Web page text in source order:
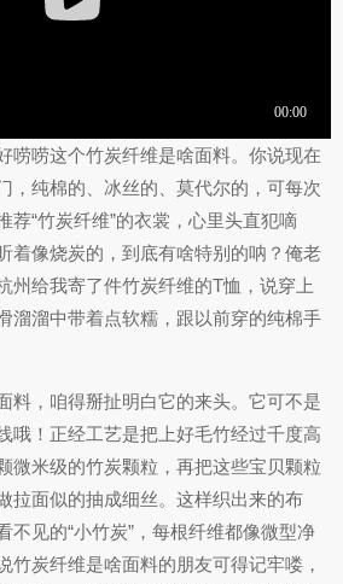
唠唠这个竹炭纤维是啥面料。你说现在
，纯棉的、冰丝的、莫代尔的，可每次
荐“竹炭纤维”的衣裳，心里头直犯嘀
着像烧炭的，到底有啥特别的呐？俺老
州给我寄了件竹炭纤维的T恤，说穿上
溜溜中带着点软糯，跟以前穿的纯棉手
料，咱得掰扯明白它的来头。它可不是
哦！正经工艺是把上好毛竹经过千度高
微米级的竹炭颗粒，再把这些宝贝颗粒
拉面似的抽成细丝。这样织出来的布
不见的“小竹炭”，每根纤维都像微型净
竹炭纤维是啥面料的朋友可得记牢喽，